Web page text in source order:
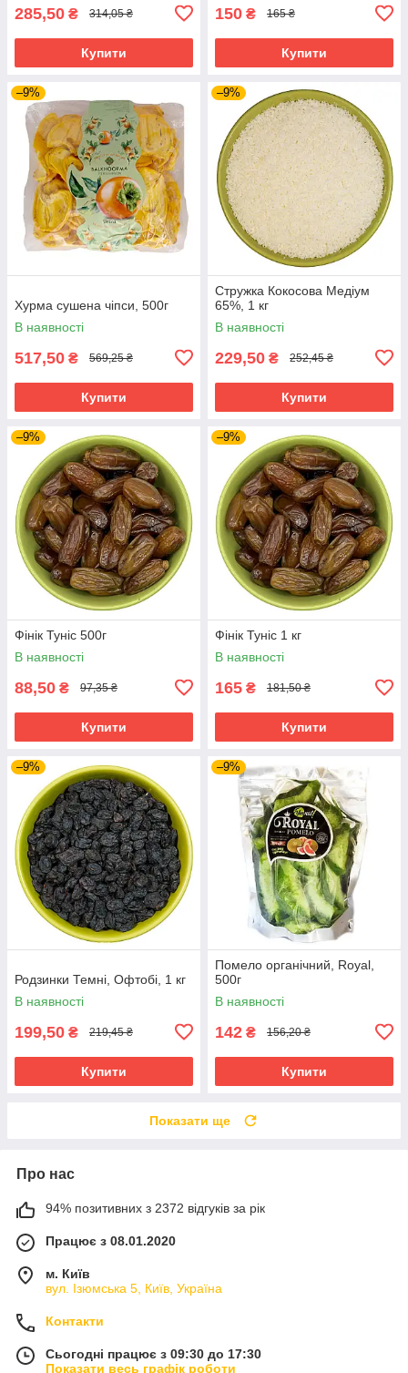
285,50 ₴ 314,05 ₴
Купити
150 ₴ 165 ₴
Купити
–9%
Хурма сушена чіпси, 500г
В наявності
517,50 ₴ 569,25 ₴
Купити
–9%
Стружка Кокосова Медіум
65%, 1 кг
В наявності
229,50 ₴ 252,45 ₴
Купити
–9%
Фінік Туніс 500г
В наявності
88,50 ₴ 97,35 ₴
Купити
–9%
Фінік Туніс 1 кг
В наявності
165 ₴ 181,50 ₴
Купити
–9%
Родзинки Темні, Офтобі, 1 кг
В наявності
199,50 ₴ 219,45 ₴
Купити
–9%
Помело органічний, Royal,
500г
В наявності
142 ₴ 156,20 ₴
Купити
Показати ще
Про нас
94% позитивних з 2372 відгуків за рік
Працює з 08.01.2020
м. Київ
вул. Ізюмська 5, Київ, Україна
Контакти
Сьогодні працює з 09:30 до 17:30
Показати весь графік роботи